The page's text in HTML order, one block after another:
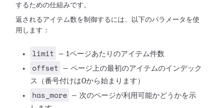
するための仕組みです。
返されるアイテム数を制御するには、以下のパラメータを使
用します：
limit — 1ページあたりのアイテム件数
offset
— ページ上の最初のアイテムのインデック
ス（番号付けは0から始まります）
has_more
— 次のページが利用可能かどうかを示